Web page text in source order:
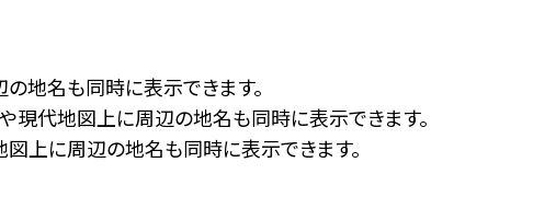
地名も同時に表示できます。
や現代地図上に周辺の地名も同時に表示できます。
図上に周辺の地名も同時に表示できます。